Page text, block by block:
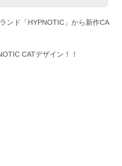
ンド「HYPNOTIC」から新作CA
CATデザイン！！